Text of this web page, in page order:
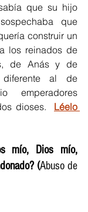
que su hijo
que
construir un
los reinados de
de Anás y de
al de
emperadores
dioses. Léelo
mío, Dios mío,
(Abuso de